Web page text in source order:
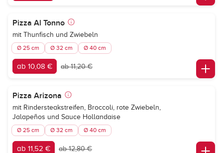
Pizza Al Tonno
mit Thunfisch und Zwiebeln
Ø 25 cm Ø 32 cm Ø 40 cm
ab 10,08 € ab 11,20 €
Pizza Arizona
mit Rindersteakstreifen, Broccoli, rote Zwiebeln,
Jalapeños und Sauce Hollandaise
Ø 25 cm Ø 32 cm Ø 40 cm
ab 11,52 € ab 12,80 €